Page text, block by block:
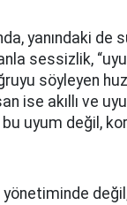
yanındaki de
sessizlik,
söyleyen
ise akıllı ve
uyum değil,
yönetiminde